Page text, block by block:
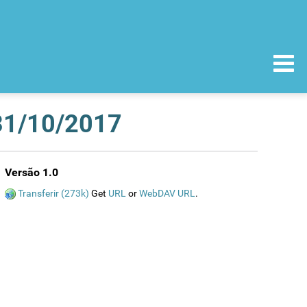
10/2017
Versão 1.0
Transferir (273k) Get URL orWebDAV URL .